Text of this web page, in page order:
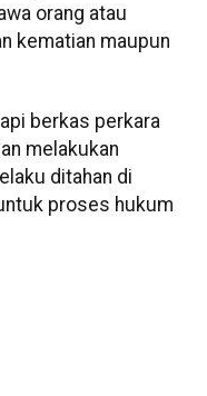
orang atau
kematian maupun
berkas perkara
melakukan
ditahan di
proses hukum